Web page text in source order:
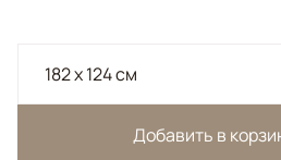
182 x 124 см
Добавить в